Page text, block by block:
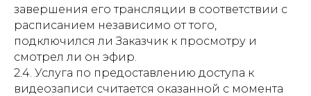
завершения его трансляции в соответствии с
расписанием независимо от того,
подключился ли Заказчик к просмотру и
смотрел ли он эфир.
2.4. Услуга по предоставлению доступа к
видеозаписи считается оказанной с момента